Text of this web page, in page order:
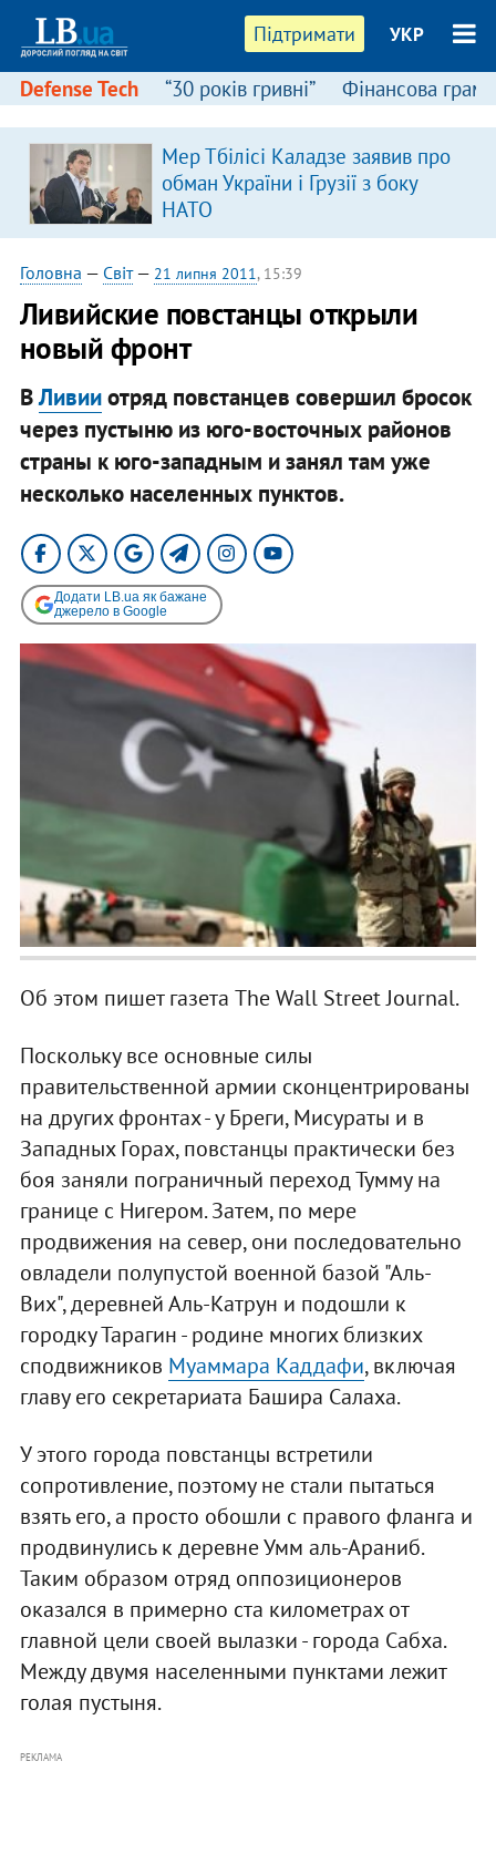
Підтримати УКР
Defense Tech “30 років гривні” Фінансова
Мер Тбілісі Каладзе заявив про
обман України і Грузії з боку
НАТО
Головна — Світ— 21 липня 2011, 15:39
Ливийские повстанцы открыли
новый фронт
ВЛивииотряд повстанцев совершил бросок
через пустыню из юго-восточных районов
страны к юго-западным и занял там уже
несколько населенных пунктов.
Додати LB.ua як бажане
джерело в Google
Об этом пишет газета The Wall Street Journal.
Поскольку все основные силы
правительственной армии сконцентрированы
на других фронтах - у Бреги, Мисураты и в
Западных Горах, повстанцы практически без
боя заняли пограничный переход Тумму на
границе с Нигером. Затем, по мере
продвижения на север, они последовательно
овладели полупустой военной базой "Аль-
Вих", деревней Аль-Катрун и подошли к
городку Тарагин - родине многих близких
сподвижников Муаммара Каддафи, включая
главу его секретариата Башира Салаха.
У этого города повстанцы встретили
сопротивление, поэтому не стали пытаться
взять его, а просто обошли с правого фланга и
продвинулись к деревне Умм аль-Араниб.
Таким образом отряд оппозиционеров
оказался в примерно ста километрах от
главной цели своей вылазки - города Сабха.
Между двумя населенными пунктами лежит
голая пустыня.
РЕКЛАМА